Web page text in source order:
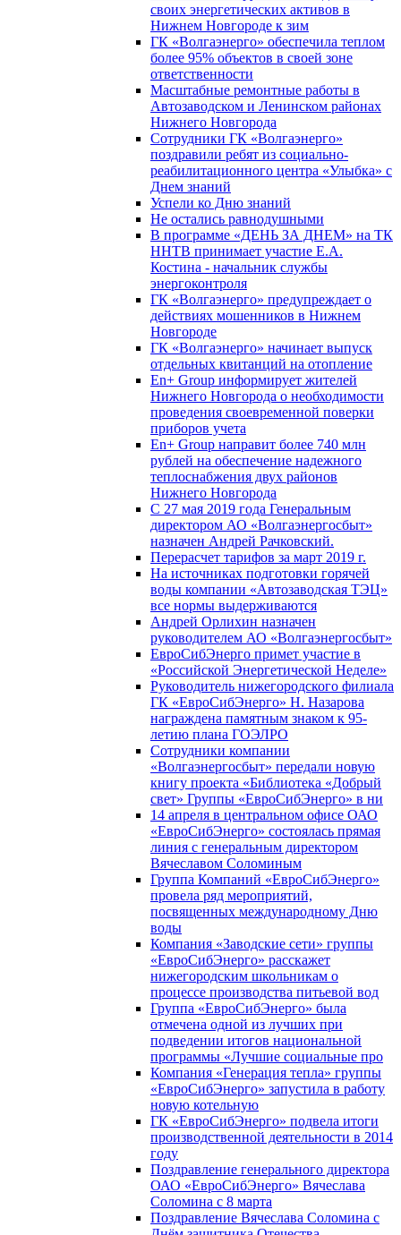
своих энергетических активов в
Нижнем Новгороде к зим
ГК «Волгаэнерго» обеспечила теплом
более 95% объектов в своей зоне
ответственности
Масштабные ремонтные работы в
Автозаводском и Ленинском районах
Нижнего Новгорода
Сотрудники ГК «Волгаэнерго»
поздравили ребят из социально-
реабилитационного центра «Улыбка» с
Днем знаний
Успели ко Дню знаний
Не остались равнодушными
В программе «ДЕНЬ ЗА ДНЕМ» на ТК
ННТВ принимает участие Е.А.
Костина - начальник службы
энергоконтроля
ГК «Волгаэнерго» предупреждает о
действиях мошенников в Нижнем
Новгороде
ГК «Волгаэнерго» начинает выпуск
отдельных квитанций на отопление
En+ Group информирует жителей
Нижнего Новгорода о необходимости
проведения своевременной поверки
приборов учета
En+ Group направит более 740 млн
рублей на обеспечение надежного
теплоснабжения двух районов
Нижнего Новгорода
С 27 мая 2019 года Генеральным
директором АО «Волгаэнергосбыт»
назначен Андрей Рачковский.
Перерасчет тарифов за март 2019 г.
На источниках подготовки горячей
воды компании «Автозаводская ТЭЦ»
все нормы выдерживаются
Андрей Орлихин назначен
руководителем АО «Волгаэнергосбыт»
ЕвроСибЭнерго примет участие в
«Российской Энергетической Неделе»
Руководитель нижегородского филиала
ГК «ЕвроСибЭнерго» Н. Назарова
награждена памятным знаком к 95-
летию плана ГОЭЛРО
Сотрудники компании
«Волгаэнергосбыт» передали новую
книгу проекта «Библиотека «Добрый
свет» Группы «ЕвроСибЭнерго» в ни
14 апреля в центральном офисе ОАО
«ЕвроСибЭнерго» состоялась прямая
линия с генеральным директором
Вячеславом Соломиным
Группа Компаний «ЕвроСибЭнерго»
провела ряд мероприятий,
посвященных международному Дню
воды
Компания «Заводские сети» группы
«ЕвроСибЭнерго» расскажет
нижегородским школьникам о
процессе производства питьевой вод
Группа «ЕвроСибЭнерго» была
отмечена одной из лучших при
подведении итогов национальной
программы «Лучшие социальные про
Компания «Генерация тепла» группы
«ЕвроСибЭнерго» запустила в работу
новую котельную
ГК «ЕвроСибЭнерго» подвела итоги
производственной деятельности в 2014
году
Поздравление генерального директора
ОАО «ЕвроСибЭнерго» Вячеслава
Соломина с 8 марта
Поздравление Вячеслава Соломина с